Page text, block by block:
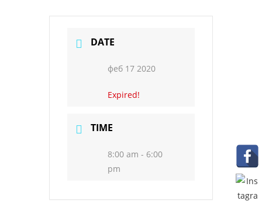
DATE
феб 17 2020
Expired!
TIME
8:00 am - 6:00
pm